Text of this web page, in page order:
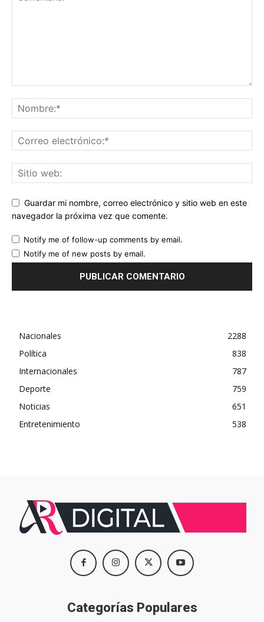
Guardar mi nombre, correo electrónico y sitio web en este
navegador la próxima vez que comente.
Notify me of follow-up comments by email.
Notify me of new posts by email.
Nacionales
2288
Política
838
Internacionales
787
Deporte
759
Noticias
651
Entretenimiento
538
Categorías Populares